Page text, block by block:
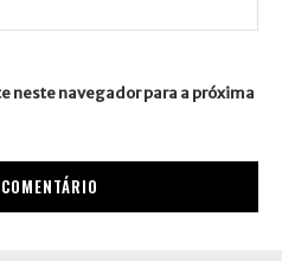
neste navegador para a próxima